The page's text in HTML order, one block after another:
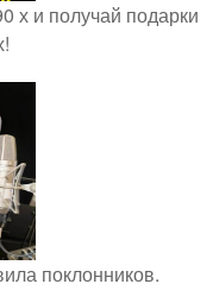
х и получай подарки
поклонников.